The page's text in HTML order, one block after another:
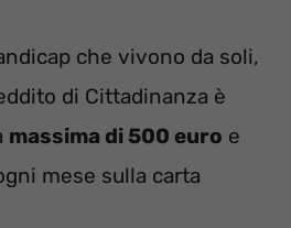
che vivono da soli,
di Cittadinanza è
massima di 500 euro e
mese sulla carta